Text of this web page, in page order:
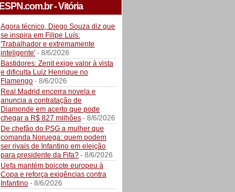
ESPN.com.br - Vitória
Agora técnico, Diego Souza diz que
se inspira em Filipe Luís:
'Trabalhador e extremamente
inteligente' - 8/6/2026
Bastidores: Zenit exige valor à vista
e dificulta Luiz Henrique no
Flamengo - 8/6/2026
Real Madrid encerra novela e
anuncia a contratação de
Diamonde em acerto que pode
chegar a R$ 827 milhões - 8/6/2026
De chefão do PSG a mulher que
comanda Noruega: quem podem
ser rivais de Infantino em eleição
para presidente da Fifa? - 8/6/2026
Uefa mantém boicote europeu à
Copa e reforça exigências contra
Infantino - 8/6/2026